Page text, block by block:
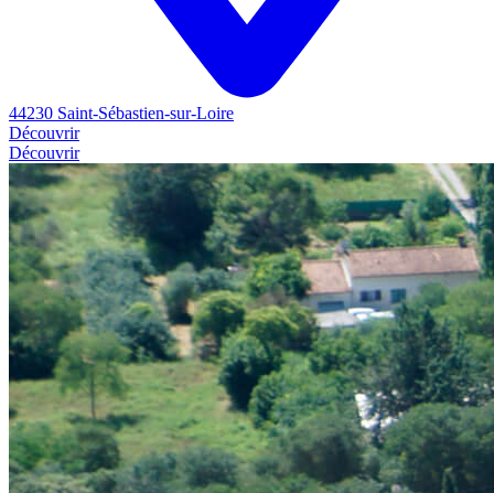
44230 Saint-Sébastien-sur-Loire
Découvrir
Découvrir